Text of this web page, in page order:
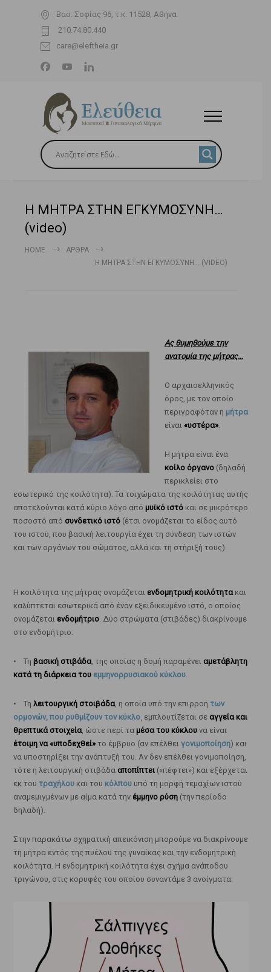
Βασ. Σοφίας 96, τ.κ. 11528, Αθήνα
210.74.80.440
care@eleftheia.gr
Η ΜΗΤΡΑ ΣΤΗΝ ΕΓΚΥΜΟΣΥΝΗ…
(video)
HOME
ΆΡΘΡΑ
Η ΜΗΤΡΑ ΣΤΗΝ ΕΓΚΥΜΟΣΥΝΗ… (VIDEO)
Ας θυμηθούμε την
ανατομία της μήτρας…
Ο αρχαιοελληνικός
όρος, με τον οποίο
περιγραφόταν η μήτρα
είναι «υστέρα».
Η μήτρα είναι ένα
κοίλο όργανο(δηλαδή
περικλείει στο
εσωτερικό της κοιλότητα). Τα τοιχώματα της κοιλότητας αυτής
αποτελούνται κατά κύριο λόγο από μυϊκό ιστόκαι σε μικρότερο
ποσοστό από συνδετικό ιστό(έτσι ονομάζεται το είδος αυτό
του ιστού, που βασική λειτουργία έχει τη σύνδεση των ιστών
και των οργάνων του σώματος, αλλά και τη στήριξή τους).
Η κοιλότητα της μήτρας ονομάζεται ενδομητρική κοιλότητακαι
καλύπτεται εσωτερικά από έναν εξειδικευμένο ιστό, ο οποίος
ονομάζεται ενδομήτριο. Δύο στρώματα (στιβάδες) διακρίνουμε
στο ενδομήτριο:
• Τη βασική στιβάδα, της οποίας η δομή παραμένει αμετάβλητη
κατά τη διάρκεια του εμμηνορρυσιακού κύκλου.
• Τη λειτουργική στοιβάδα, η οποία υπό την επιρροή των
ορμονών, που ρυθμίζουν τον κύκλο¸ εμπλουτίζεται σε αγγεία και
θρεπτικά στοιχεία, ώστε περί τα μέσα του κύκλουνα είναι
έτοιμη να «υποδεχθεί»το έμβρυο (αν επέλθει γονιμοποίηση) και
να υποστηρίξει την ανάπτυξή του. Αν δεν επέλθει γονιμοποίηση,
τότε η λειτουργική στιβάδα αποπίπτει(«πέφτει») και εξέρχεται
εκ του τραχήλου και του κόλπου υπό τη μορφή τεμαχίων ιστού
αναμεμιγμένων με αίμα κατά την έμμηνο ρύση(την περίοδο
δηλαδή).
Στην παρακάτω σχηματική απεικόνιση μπορούμε να διακρίνουμε
τη μήτρα εντός της πυέλου της γυναίκας και την ενδομητρική
κοιλότητα. Η ενδομητρική κοιλότητα έχει σχήμα ανάποδου
τριγώνου, στις κορυφές του οποίου συναντάμε 3 ανοίγματα: